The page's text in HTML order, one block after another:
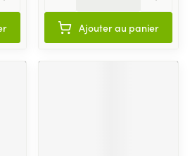
Ajouter au panier